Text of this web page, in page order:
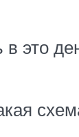
в это